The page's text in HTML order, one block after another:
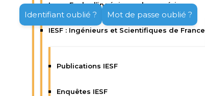
Isep : Ecole d’ingénieurs du numérique
IESF : Ingénieurs et Scientifiques de France
Publications IESF
Enquêtes IESF
Identifiant oublié ? Mot de passe oublié ?